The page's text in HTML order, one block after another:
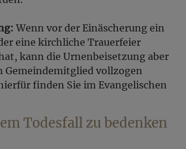
Wenn vor der Einäscherung ein
eine kirchliche Trauerfeier
kann die Urnenbeisetzung aber
Gemeindemitglied vollzogen
finden Sie im Evangelischen
Todesfall zu bedenken